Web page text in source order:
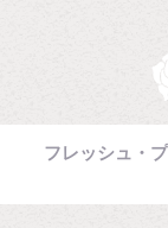
フレッシュ・